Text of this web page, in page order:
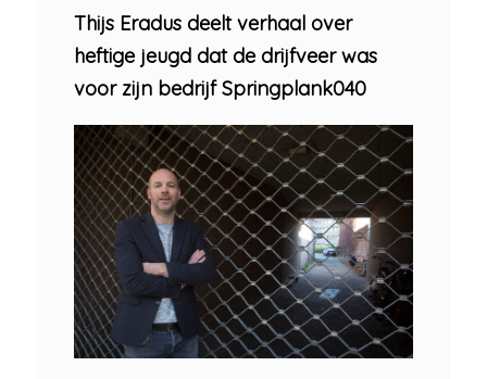
Thijs Eradus deelt verhaal over
heftige jeugd dat de drijfveer was
voor zijn bedrijf Springplank040